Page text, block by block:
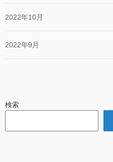
2022年10月
2022年9月
検索